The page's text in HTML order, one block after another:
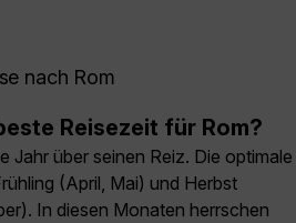
nach Rom
Reisezeit für Rom?
Jahr über seinen Reiz. Die optimale
(April, Mai) und Herbst
In diesen Monaten herrschen